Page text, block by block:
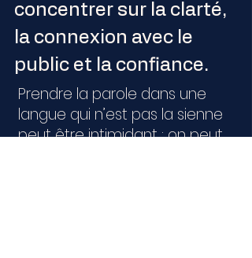
concentrer sur la clarté,
la connexion avec le
public et la confiance.
Prendre la parole dans une
langue qui n’est pas la sienne
peut être intimidant : on peut